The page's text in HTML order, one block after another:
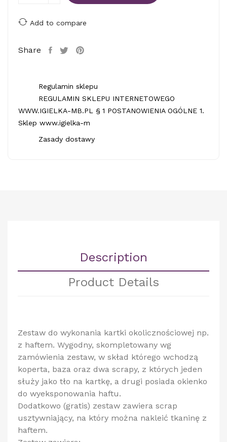
Add to compare
Share
Regulamin sklepu
REGULAMIN SKLEPU INTERNETOWEGO
WWW.IGIELKA-MB.PL § 1 POSTANOWIENIA OGÓLNE 1.
Sklep www.igielka-m
Zasady dostawy
Description
Product Details
Zestaw do wykonania kartki okolicznościowej np.
z haftem. Wygodny, skompletowany wg
zamówienia zestaw, w skład którego wchodzą
koperta, baza oraz dwa scrapy, z których jeden
służy jako tło na kartkę, a drugi posiada okienko
do wyeksponowania haftu.
Dodatkowo (gratis) zestaw zawiera scrap
usztywniający, na który można nakleić tkaninę z
haftem.